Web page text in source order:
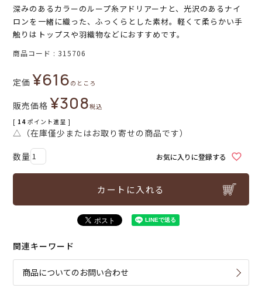
深みのあるカラーのループ糸アドリアーナと、光沢のあるナイ
ロンを一緒に織った、ふっくらとした素材。軽くて柔らかい手
触りはトップスや羽織物などにおすすめです。
商品コード 315706
定価 ¥616 のところ
販売価格 ¥308税込
[ 14 ポイント進呈 ]
△（在庫僅少またはお取り寄せの商品です）
お気に入りに登録する
カートに入れる
関連キーワード
商品についてのお問い合わせ